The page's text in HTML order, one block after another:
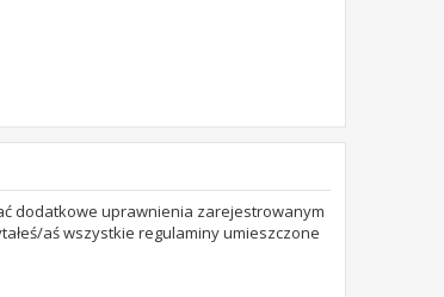
dodatkowe uprawnienia zarejestrowanym
aś wszystkie regulaminy umieszczone